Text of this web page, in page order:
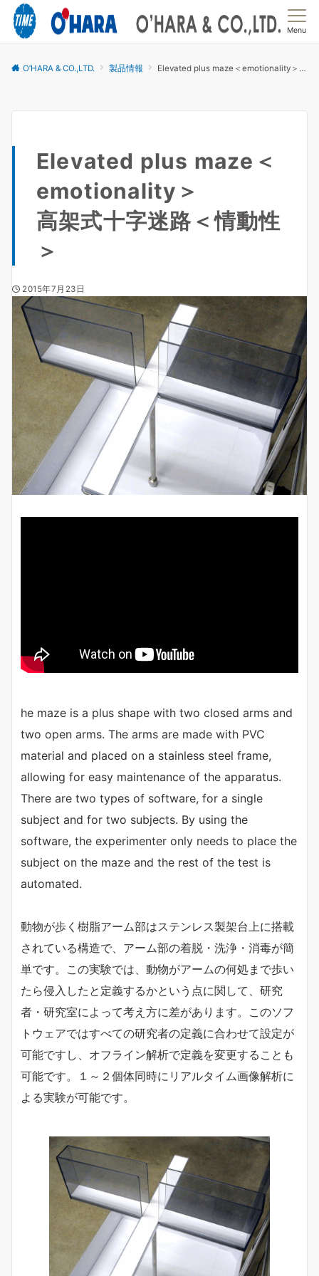
Menu
O’HARA & CO.,LTD. 製品情報 Elevated plus maze＜emotionality＞高架式十字迷路＜情動性＞
Elevated plus maze＜
emotionality＞
高架式十字迷路＜情動性
＞
2015年7月23日
he maze is a plus shape with two closed arms and
two open arms. The arms are made with PVC
material and placed on a stainless steel frame,
allowing for easy maintenance of the apparatus.
There are two types of software, for a single
subject and for two subjects. By using the
software, the experimenter only needs to place the
subject on the maze and the rest of the test is
automated.
動物が歩く樹脂アーム部はステンレス製架台上に搭載
されている構造で、アーム部の着脱・洗浄・消毒が簡
単です。この実験では、動物がアームの何処まで歩い
たら侵入したと定義するかという点に関して、研究
者・研究室によって考え方に差があります。このソフ
トウェアではすべての研究者の定義に合わせて設定が
可能ですし、オフライン解析で定義を変更することも
可能です。１～２個体同時にリアルタイム画像解析に
よる実験が可能です。